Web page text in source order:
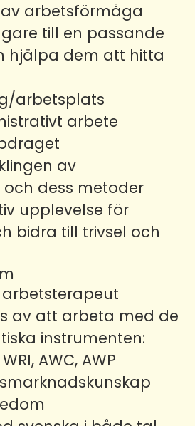
arbetsförmåga
till en passande
hjälpa dem att hitta
arbetsplats
arbete
av
dess metoder
upplevelse för
bidra till trivsel och
av att arbeta med de
instrumenten:
AWC, AWP